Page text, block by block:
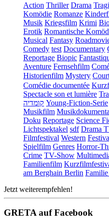
Action Thriller Drama
Komödie Romanze
Musik Kriegsfilm Krimi
Erotik Romantische
Musical Fantasy
Comedy test Documentary
Reportage Biopic
Aventure Fernsehfilm
Historienfilm Mystery
Comédie documentée
Spectacle son et lumière
קומדיה Young-Fiction-Serie
Musikfilm
Doku Reportage Science
Lichtspektakel sdf Drama
Filmfestival Western
Spielfilm Genres Horror-
Crime TV-Show
Familienfilm
am Berghain Berlin
Jetzt weiterempfehlen!
GRETA auf Facebook